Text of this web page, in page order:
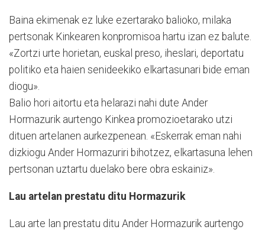
Baina ekimenak ez luke ezertarako balioko, milaka
pertsonak Kinkearen konpromisoa hartu izan ez balute.
«Zortzi urte horietan, euskal preso, iheslari, deportatu
politiko eta haien senideekiko elkartasunari bide eman
diogu».
Balio hori aitortu eta helarazi nahi dute Ander
Hormazurik aurtengo Kinkea promozioetarako utzi
dituen artelanen aurkezpenean. «Eskerrak eman nahi
dizkiogu Ander Hormazuriri bihotzez, elkartasuna lehen
pertsonan uztartu duelako bere obra eskainiz».
Lau artelan prestatu ditu Hormazurik
Lau arte lan prestatu ditu Ander Hormazurik aurtengo